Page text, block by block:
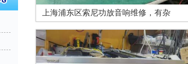
上海浦东区索尼功放音响维修，有杂